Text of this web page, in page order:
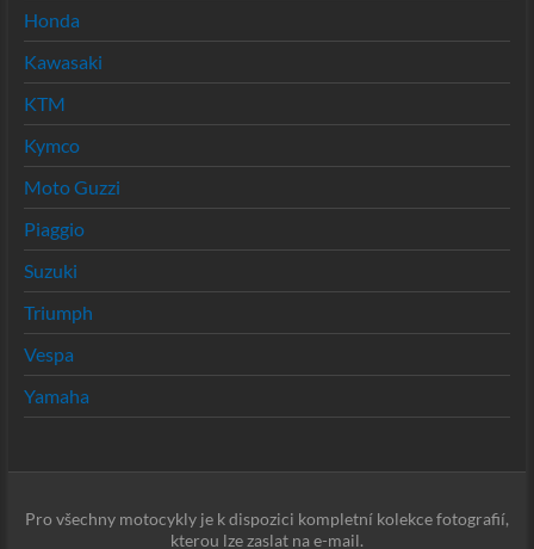
Honda
Kawasaki
KTM
Kymco
Moto Guzzi
Piaggio
Suzuki
Triumph
Vespa
Yamaha
Pro všechny motocykly je k dispozici kompletní kolekce fotografií,
kterou lze zaslat na e-mail.